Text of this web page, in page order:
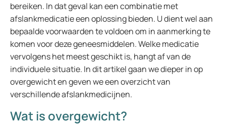
bereiken. In dat geval kan een combinatie met
afslankmedicatie een oplossing bieden. U dient wel aan
bepaalde voorwaarden te voldoen om in aanmerking te
komen voor deze geneesmiddelen. Welke medicatie
vervolgens het meest geschikt is, hangt af van de
individuele situatie. In dit artikel gaan we dieper in op
overgewicht en geven we een overzicht van
verschillende afslankmedicijnen.
Wat is overgewicht?